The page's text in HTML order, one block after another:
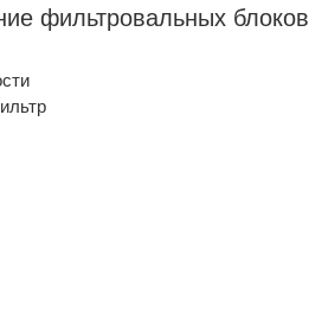
фильтровальных блоков